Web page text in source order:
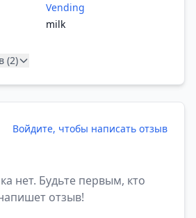
Vending
milk
(2)
Войдите, чтобы написать отзыв
нет. Будьте первым, кто
отзыв!